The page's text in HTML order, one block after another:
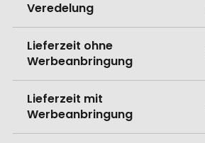
Veredelung
Lieferzeit ohne
Werbeanbringung
Lieferzeit mit
Werbeanbringung